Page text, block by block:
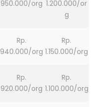
950.000/org 1.200.000/or
g
Rp.
940.000/org
Rp.
1.150.000/org
Rp.
920.000/org
Rp.
1.100.000/org